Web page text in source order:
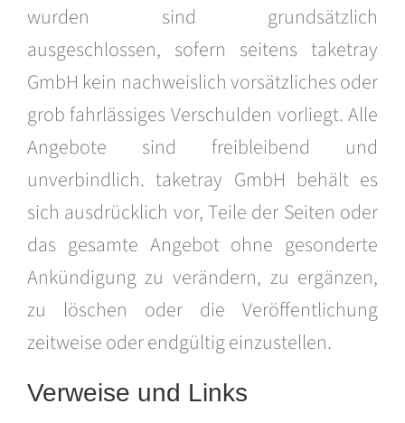
wurden sind grundsätzlich
ausgeschlossen, sofern seitens taketray
GmbH kein nachweislich vorsätzliches oder
grob fahrlässiges Verschulden vorliegt. Alle
Angebote sind freibleibend und
unverbindlich. taketray GmbH behält es
sich ausdrücklich vor, Teile der Seiten oder
das gesamte Angebot ohne gesonderte
Ankündigung zu verändern, zu ergänzen,
zu löschen oder die Veröffentlichung
zeitweise oder endgültig einzustellen.
Verweise und Links